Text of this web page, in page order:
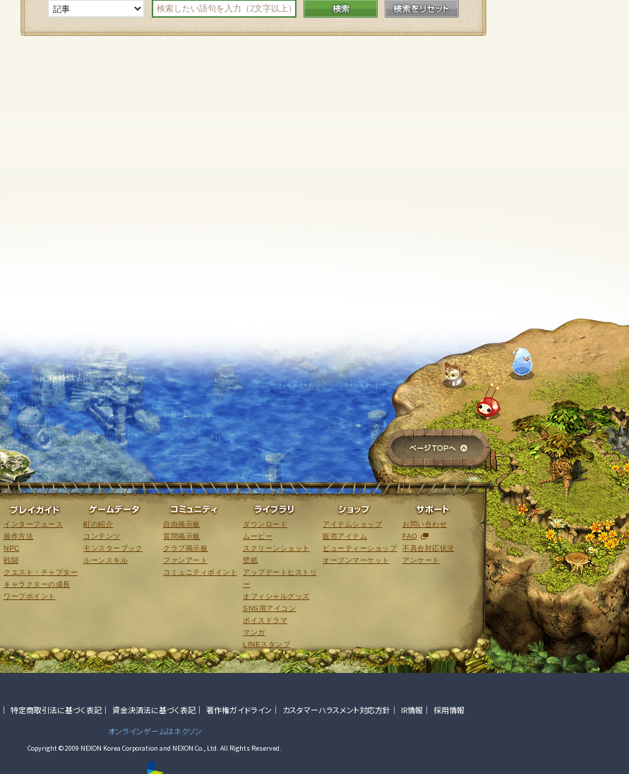
検索 検索をリセット
ページTOPへ
ゲーム紹介 プレイガイド
インターフェース
操作方法
NPC
戦闘
クエスト・チャプター
キャラクターの成長
ワープポイント
ゲームデータ
町の紹介
コンテンツ
モンスターブック
ルーンスキル
コミュニティ
自由掲示板
質問掲示板
クラブ掲示板
ファンアート
コミュニティポイント
ライブラリ
ダウンロード
ムービー
スクリーンショット
壁紙
アップデートヒストリ
ー
オフィシャルグッズ
SNS用アイコン
ボイスドラマ
マンガ
LINEスタンプ
ショップ
アイテムショップ
販売アイテム
ビューティーショップ
オープンマーケット
サポート
お問い合わせ
FAQ
不具合対応状況
アンケート
特定商取引法に基づく表記 資金決済法に基づく表記 著作権ガイドライン カスタマーハラスメント対応方針 IR情報
採用情報
オンラインゲームはネクソン
Copyright © 2009 NEXON Korea Corporation and NEXON Co., Ltd. All Rights Reserved.